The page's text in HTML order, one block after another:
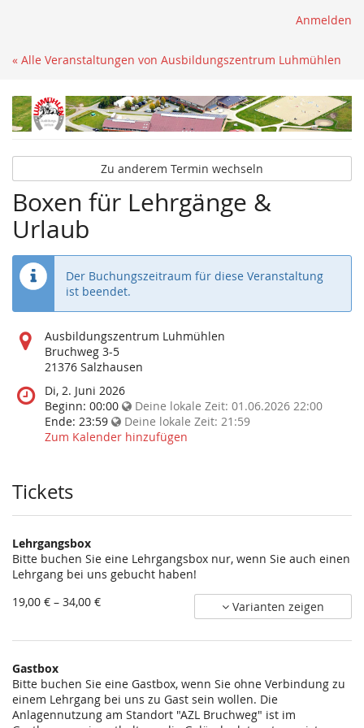
Anmelden
« Alle Veranstaltungen von Ausbildungszentrum Luhmühlen
Zu anderem Termin wechseln
Boxen für Lehrgänge &
Urlaub
Der Buchungszeitraum für diese Veranstaltung
ist beendet.
Wo
findet
diese
statt?
Ausbildungszentrum Luhmühlen
Bruchweg 3-5
21376 Salzhausen
Wann
findet
diese
Veranstaltung
Di, 2. Juni 2026
Beginn: 00:00 Deine lokale Zeit: 01.06.2026 22:00
Ende: 23:59 Deine lokale Zeit: 21:59
Zum Kalender hinzufügen
Tickets
Lehrgangsbox
Bitte buchen Sie eine Lehrgangsbox nur, wenn Sie auch einen
Lehrgang bei uns gebucht haben!
von
19,00 € – 34,00 € Varianten zeigen
Gastbox
Bitte buchen Sie eine Gastbox, wenn Sie ohne Verbindung zu
einem Lehrgang bei uns zu Gast sein wollen. Die
Anlagennutzung am Standort "AZL Bruchweg" ist im